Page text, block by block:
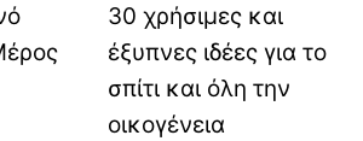
30 χρήσιμες και
έξυπνες ιδέες για το
σπίτι και όλη την
οικογένεια